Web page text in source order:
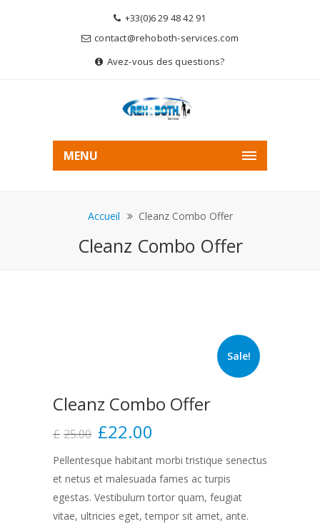
+33(0)6 29 48 42 91
contact@rehoboth-services.com
Avez-vous des questions?
MENU
Accueil Cleanz Combo Offer
Cleanz Combo Offer
Sale!
Cleanz Combo Offer
£ 25.00 £22.00
Pellentesque habitant morbi tristique senectus
et netus et malesuada fames ac turpis
egestas. Vestibulum tortor quam, feugiat
vitae, ultricies eget, tempor sit amet, ante.